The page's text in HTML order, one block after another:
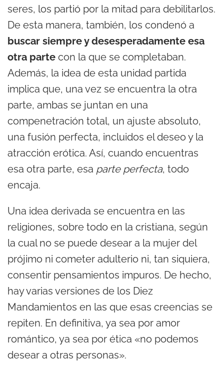
seres, los partió por la mitad para debilitarlos.
De esta manera, también, los condenó a
buscar siempre y desesperadamente esa
otra parte con la que se completaban.
Además, la idea de esta unidad partida
implica que, una vez se encuentra la otra
parte, ambas se juntan en una
compenetración total, un ajuste absoluto,
una fusión perfecta, incluidos el deseo y la
atracción erótica. Así, cuando encuentras
esa otra parte, esa parte perfecta, todo
encaja.
Una idea derivada se encuentra en las
religiones, sobre todo en la cristiana, según
la cual no se puede desear a la mujer del
prójimo ni cometer adulterio ni, tan siquiera,
consentir pensamientos impuros. De hecho,
hay varias versiones de los Diez
Mandamientos en las que esas creencias se
repiten. En definitiva, ya sea por amor
romántico, ya sea por ética «no podemos
desear a otras personas».